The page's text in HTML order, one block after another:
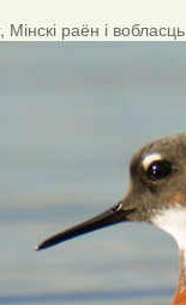
раён і вобласць